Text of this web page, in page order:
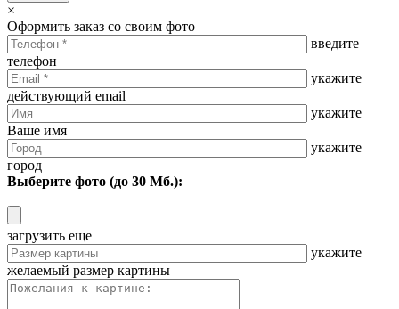
×
Оформить заказ со своим фото
введите
телефон
укажите
действующий email
укажите
Ваше имя
укажите
город
Выберите фото (до 30 Мб.):
загрузить еще
укажите
желаемый размер картины